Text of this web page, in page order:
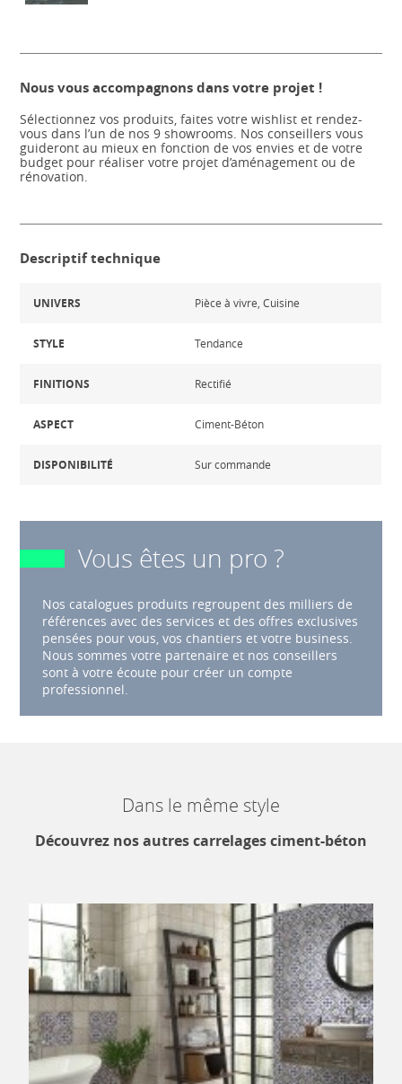
Nous vous accompagnons dans votre projet !
Sélectionnez vos produits, faites votre wishlist et rendez-
vous dans l’un de nos 9 showrooms. Nos conseillers vous
guideront au mieux en fonction de vos envies et de votre
budget pour réaliser votre projet d’aménagement ou de
rénovation.
Descriptif technique
UNIVERS Pièce à vivre, Cuisine
STYLE Tendance
FINITIONS Rectifié
ASPECT Ciment-Béton
DISPONIBILITÉ Sur commande
Vous êtes un pro ?
Nos catalogues produits regroupent des milliers de
références avec des services et des offres exclusives
pensées pour vous, vos chantiers et votre business.
Nous sommes votre partenaire et nos conseillers
sont à votre écoute pour créer un compte
professionnel.
Dans le même style
Découvrez nos autres carrelages ciment-béton